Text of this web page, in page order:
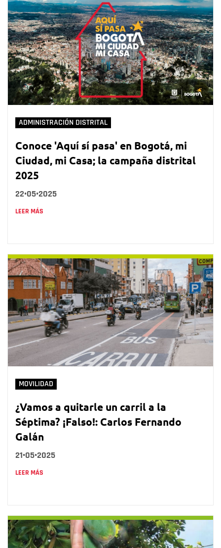
ADMINISTRACIÓN DISTRITAL
Conoce 'Aquí sí pasa' en Bogotá, mi
Ciudad, mi Casa; la campaña distrital
2025
22•05•2025
LEER MÁS
MOVILIDAD
¿Vamos a quitarle un carril a la
Séptima? ¡Falso!: Carlos Fernando
Galán
21•05•2025
LEER MÁS